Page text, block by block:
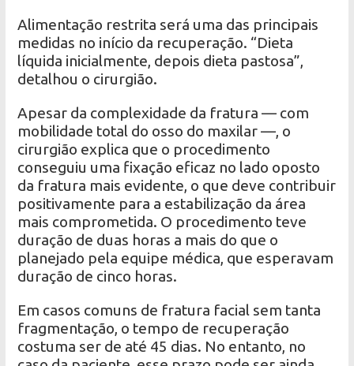
Alimentação restrita será uma das principais
medidas no início da recuperação. “Dieta
líquida inicialmente, depois dieta pastosa”,
detalhou o cirurgião.
Apesar da complexidade da fratura — com
mobilidade total do osso do maxilar —, o
cirurgião explica que o procedimento
conseguiu uma fixação eficaz no lado oposto
da fratura mais evidente, o que deve contribuir
positivamente para a estabilização da área
mais comprometida. O procedimento teve
duração de duas horas a mais do que o
planejado pela equipe médica, que esperavam
duração de cinco horas.
Em casos comuns de fratura facial sem tanta
fragmentação, o tempo de recuperação
costuma ser de até 45 dias. No entanto, no